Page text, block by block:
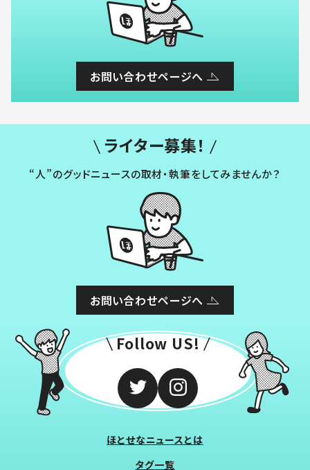
お問い合わせページへ
ライター募集！
“人”のグッドニュースの取材・執筆をしてみませんか？
お問い合わせページへ
Follow US!
ほとせなニュースとは
タグ一覧